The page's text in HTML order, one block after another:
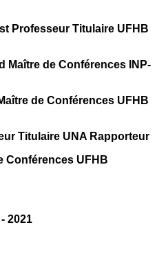
Professeur Titulaire UFHB
Maître de Conférences INP-
de Conférences UFHB
Titulaire UNA Rapporteur
Conférences UFHB
2021